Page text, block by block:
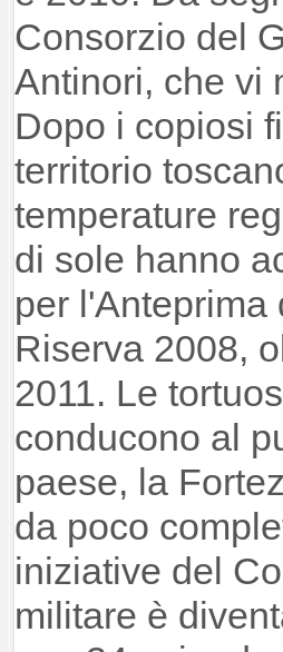
Consorzio del
Antinori, che vi
Dopo i copiosi
territorio
temperature
di sole hanno
per l'Anteprima
Riserva 2008,
2011. Le
conducono al
paese, la
da poco
iniziative del
militare è